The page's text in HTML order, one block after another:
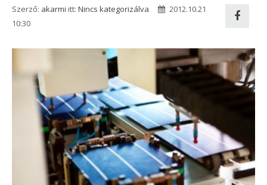
Szerző: akarmi itt: Nincs kategorizálva
2012.10.21
10:30